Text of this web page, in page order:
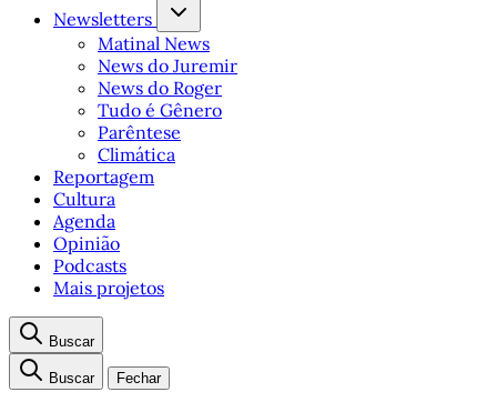
Newsletters
Matinal News
News do Juremir
News do Roger
Tudo é Gênero
Parêntese
Climática
Reportagem
Cultura
Agenda
Opinião
Podcasts
Mais projetos
Buscar
Buscar Fechar